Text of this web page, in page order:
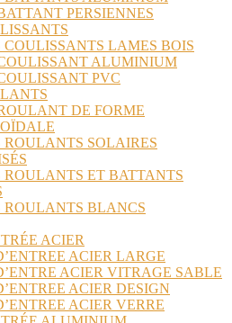
PERSIENNES
COULISSANTS LAMES BOIS
ALUMINIUM
PVC
DE FORME
ROULANTS SOLAIRES
ROULANTS ET BATTANTS
ROULANTS BLANCS
ACIER
ACIER LARGE
ACIER VITRAGE SABLE
ACIER DESIGN
ACIER VERRE